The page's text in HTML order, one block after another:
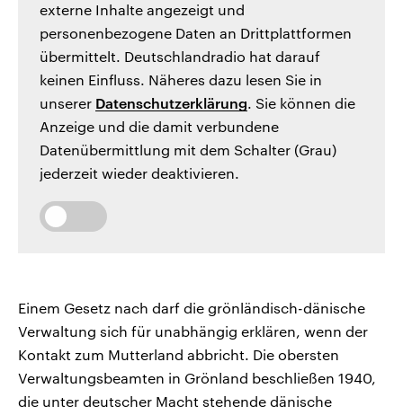
externe Inhalte angezeigt und
personenbezogene Daten an Drittplattformen
übermittelt. Deutschlandradio hat darauf
keinen Einfluss. Näheres dazu lesen Sie in
unserer Datenschutzerklärung. Sie können die
Anzeige und die damit verbundene
Datenübermittlung mit dem Schalter (Grau)
jederzeit wieder deaktivieren.
Einem Gesetz nach darf die grönländisch-dänische
Verwaltung sich für unabhängig erklären, wenn der
Kontakt zum Mutterland abbricht. Die obersten
Verwaltungsbeamten in Grönland beschließen 1940,
die unter deutscher Macht stehende dänische